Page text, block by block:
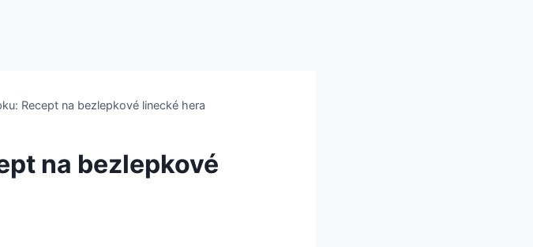
Recept na bezlepkové linecké hera
na bezlepkové